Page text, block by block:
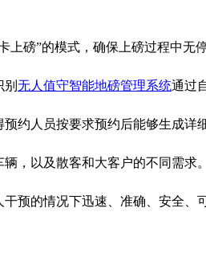
上磅”的模式，确保上磅过程中无
别 无人值守智能地磅管理系统通过
约人员按要求预约后能够生成详
，以及散客和大客户的不同需求。
干预的情况下迅速、准确、安全